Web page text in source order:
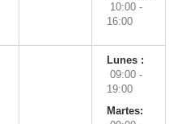
10:00 -
16:00
Lunes :
09:00 -
19:00
Martes: